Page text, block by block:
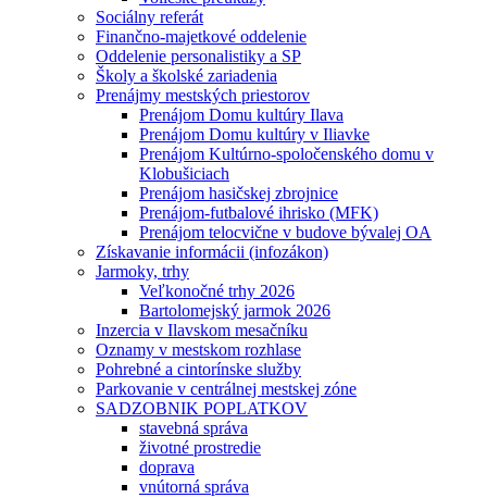
Sociálny referát
Finančno-majetkové oddelenie
Oddelenie personalistiky a SP
Školy a školské zariadenia
Prenájmy mestských priestorov
Prenájom Domu kultúry Ilava
Prenájom Domu kultúry v Iliavke
Prenájom Kultúrno-spoločenského domu v
Klobušiciach
Prenájom hasičskej zbrojnice
Prenájom-futbalové ihrisko (MFK)
Prenájom telocvične v budove bývalej OA
Získavanie informácii (infozákon)
Jarmoky, trhy
Veľkonočné trhy 2026
Bartolomejský jarmok 2026
Inzercia v Ilavskom mesačníku
Oznamy v mestskom rozhlase
Pohrebné a cintorínske služby
Parkovanie v centrálnej mestskej zóne
SADZOBNIK POPLATKOV
stavebná správa
životné prostredie
doprava
vnútorná správa